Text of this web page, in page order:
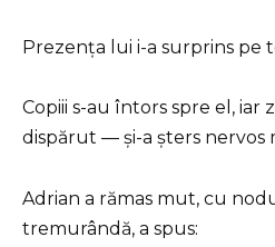
Prezența lui i-a surprins pe
Copiii s-au întors spre el, iar
dispărut — și-a șters nervos
Adrian a rămas mut, cu
tremurândă, a spus: